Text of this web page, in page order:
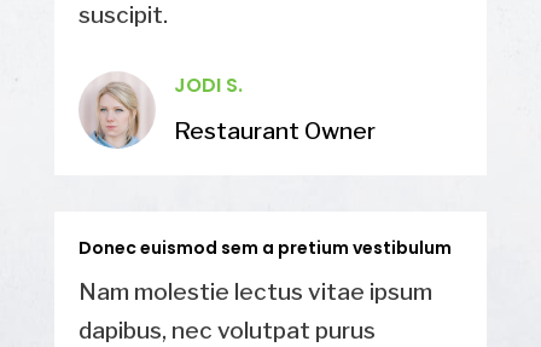
suscipit.
JODI S.
Restaurant Owner
Donec euismod sem a pretium vestibulum
Nam molestie lectus vitae ipsum
dapibus, nec volutpat purus